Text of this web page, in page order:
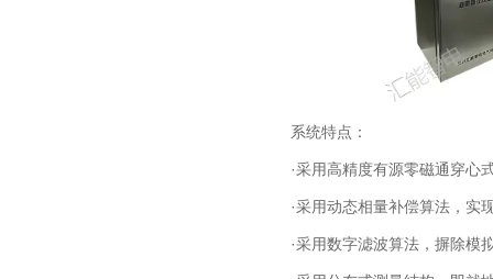
系统特点：
·采用高精度有源零磁通穿心
·采用动态相量补偿算法，实
·采用数字滤波算法，摒除模